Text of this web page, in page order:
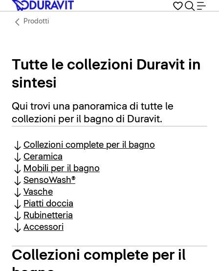
Prodotti
Tutte le collezioni Duravit in
sintesi
Qui trovi una panoramica di tutte le
collezioni per il bagno di Duravit.
Collezioni complete per il bagno
Ceramica
Mobili per il bagno
SensoWash®
Vasche
Piatti doccia
Rubinetteria
Accessori
Collezioni complete per il